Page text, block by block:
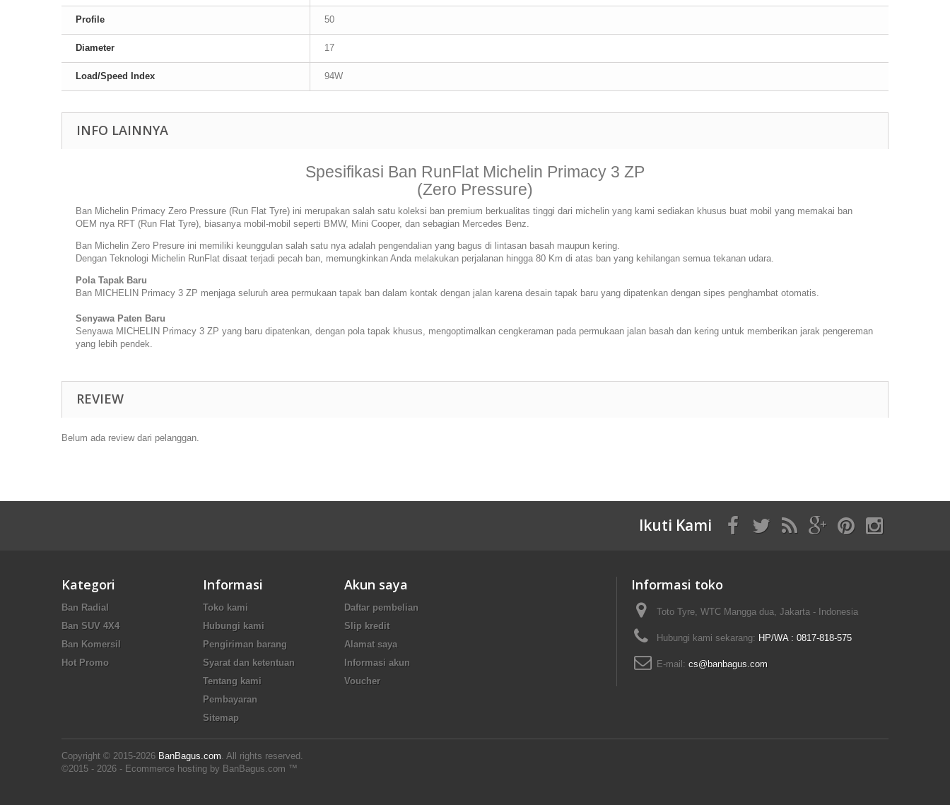
Profile 50
Diameter 17
Load/Speed Index 94W
INFO LAINNYA
Spesifikasi Ban RunFlat Michelin Primacy 3 ZP
(Zero Pressure)
Ban Michelin Primacy Zero Pressure (Run Flat Tyre) ini merupakan salah satu koleksi ban premium berkualitas tinggi dari michelin yang kami sediakan khusus buat mobil yang memakai ban
OEM nya RFT (Run Flat Tyre), biasanya mobil-mobil seperti BMW, Mini Cooper, dan sebagian Mercedes Benz.
Ban Michelin Zero Presure ini memiliki keunggulan salah satu nya adalah pengendalian yang bagus di lintasan basah maupun kering.
Dengan Teknologi Michelin RunFlat disaat terjadi pecah ban, memungkinkan Anda melakukan perjalanan hingga 80 Km di atas ban yang kehilangan semua tekanan udara.
Pola Tapak Baru
Ban MICHELIN Primacy 3 ZP menjaga seluruh area permukaan tapak ban dalam kontak dengan jalan karena desain tapak baru yang dipatenkan dengan sipes penghambat otomatis.
Senyawa Paten Baru
Senyawa MICHELIN Primacy 3 ZP yang baru dipatenkan, dengan pola tapak khusus, mengoptimalkan cengkeraman pada permukaan jalan basah dan kering untuk memberikan jarak pengereman
yang lebih pendek.
REVIEW
Belum ada review dari pelanggan.
Ikuti Kami
Kategori
Ban Radial
Ban SUV 4X4
Ban Komersil
Hot Promo
Informasi
Toko kami
Hubungi kami
Pengiriman barang
Syarat dan ketentuan
Tentang kami
Pembayaran
Sitemap
Copyright © 2015-2026 BanBagus.com. All rights reserved.
©2015 - 2026 - Ecommerce hosting by BanBagus.com ™
Akun saya
Daftar pembelian
Slip kredit
Alamat saya
Informasi akun
Voucher
Informasi toko
Toto Tyre, WTC Mangga dua, Jakarta - Indonesia
Hubungi kami sekarang: HP/WA : 0817-818-575
E-mail: cs@banbagus.com